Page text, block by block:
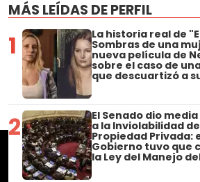
MÁS LEÍDAS DE PERFIL
1 La historia real de
Sombras de una
nueva película de
sobre el caso de
que descuartizó a
2 El Senado dio
a la Inviolabilidad
Propiedad Privada:
Gobierno tuvo que
la Ley del Manejo